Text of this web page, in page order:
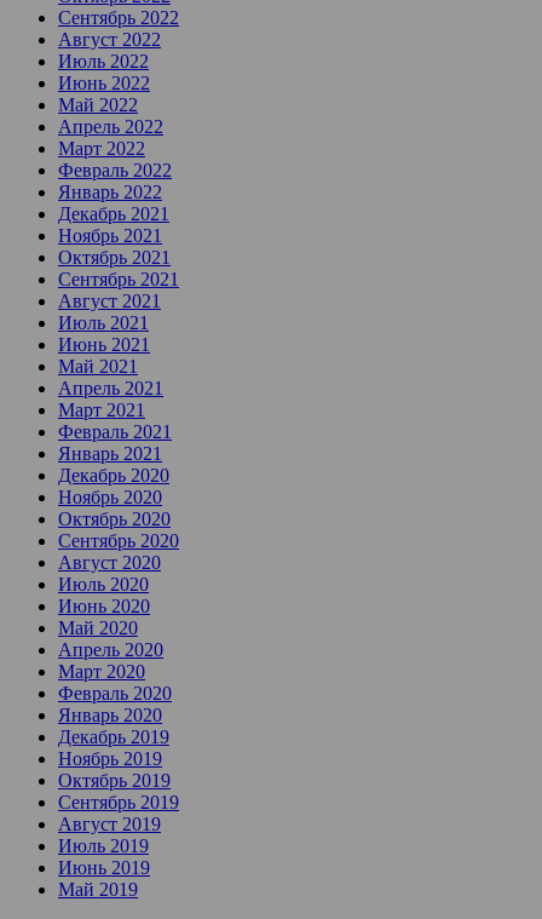
Сентябрь 2022
Август 2022
Июль 2022
Июнь 2022
Май 2022
Апрель 2022
Март 2022
Февраль 2022
Январь 2022
Декабрь 2021
Ноябрь 2021
Октябрь 2021
Сентябрь 2021
Август 2021
Июль 2021
Июнь 2021
Май 2021
Апрель 2021
Март 2021
Февраль 2021
Январь 2021
Декабрь 2020
Ноябрь 2020
Октябрь 2020
Сентябрь 2020
Август 2020
Июль 2020
Июнь 2020
Май 2020
Апрель 2020
Март 2020
Февраль 2020
Январь 2020
Декабрь 2019
Ноябрь 2019
Октябрь 2019
Сентябрь 2019
Август 2019
Июль 2019
Июнь 2019
Май 2019